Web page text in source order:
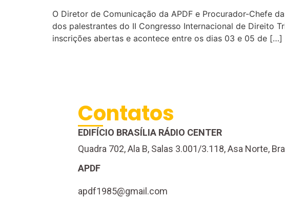
O Diretor de Comunicação da APDF e Procurador-Chefe
dos palestrantes do II Congresso Internacional de Direito
inscrições abertas e acontece entre os dias 03 e 05 de […]
Contatos
EDIFÍCIO BRASÍLIA RÁDIO CENTER
Quadra 702, Ala B, Salas 3.001/3.118, Asa Norte,
APDF
apdf1985@gmail.com